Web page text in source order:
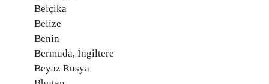
Belçika
Belize
Benin
Bermuda, İngiltere
Beyaz Rusya